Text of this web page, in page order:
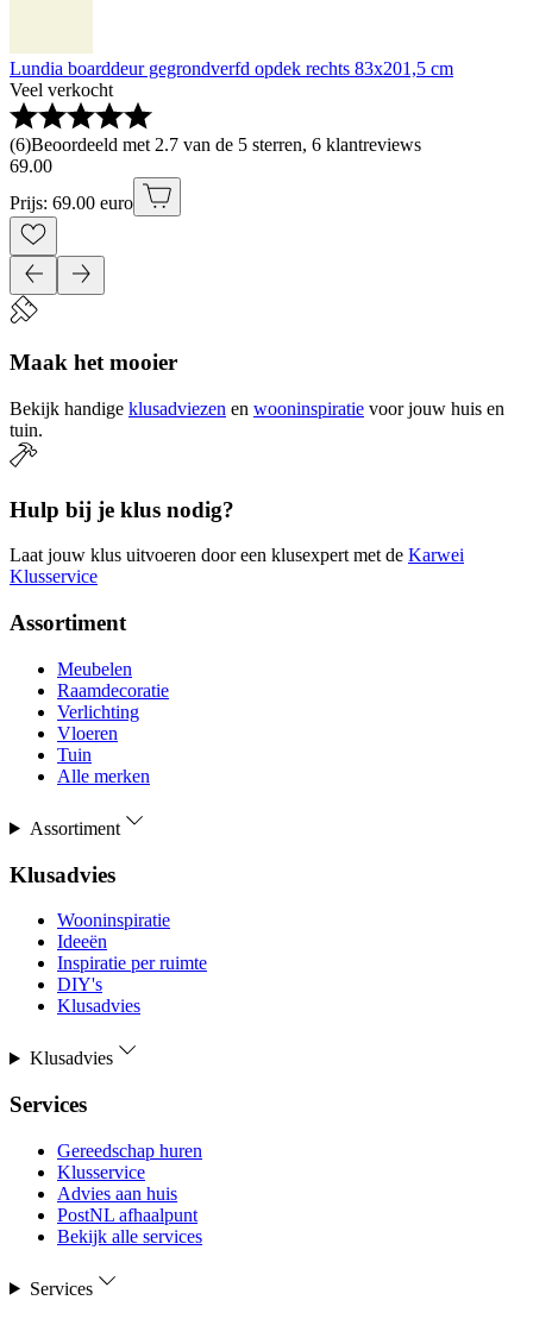
Lundia boarddeur gegrondverfd opdek rechts 83x201,5 cm
Veel verkocht
(6)Beoordeeld met 2.7 van de 5 sterren, 6 klantreviews
69.00
Prijs: 69.00 euro
Maak het mooier
Bekijk handige klusadviezen en wooninspiratie voor jouw huis en
tuin.
Hulp bij je klus nodig?
Laat jouw klus uitvoeren door een klusexpert met de Karwei
Klusservice
Assortiment
Meubelen
Raamdecoratie
Verlichting
Vloeren
Tuin
Alle merken
Assortiment
Klusadvies
Wooninspiratie
Ideeën
Inspiratie per ruimte
DIY's
Klusadvies
Klusadvies
Services
Gereedschap huren
Klusservice
Advies aan huis
PostNL afhaalpunt
Bekijk alle services
Services